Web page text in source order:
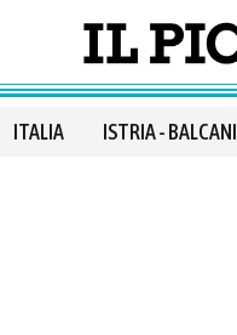
ITALIA ISTRIA - BALCANI